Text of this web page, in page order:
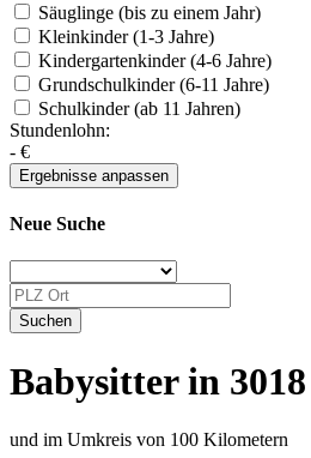
Säuglinge (bis zu einem Jahr)
Kleinkinder (1-3 Jahre)
Kindergartenkinder (4-6 Jahre)
Grundschulkinder (6-11 Jahre)
Schulkinder (ab 11 Jahren)
Stundenlohn:
- €
Neue Suche
Babysitter in
und im Umkreis von 100 Kilometern